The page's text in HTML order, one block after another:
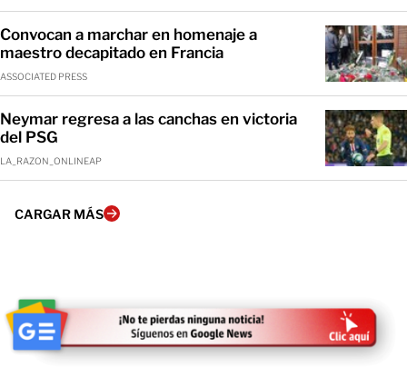
Convocan a marchar en homenaje a
maestro decapitado en Francia
ASSOCIATED PRESS
Neymar regresa a las canchas en victoria
del PSG
LA_RAZON_ONLINEAP
CARGAR MÁS